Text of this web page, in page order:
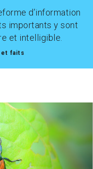
d’information
importants y sont
et intelligible.
faits